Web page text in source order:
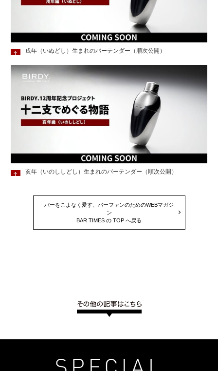
戌年（いぬどし）生まれのバーテンダー（順次公開）
亥年（いのししどし）生まれのバーテンダー（順次公開）
バーをこよなく愛す、バーファンのためのWEBマガジ
ン
BAR TIMES の TOP へ戻る